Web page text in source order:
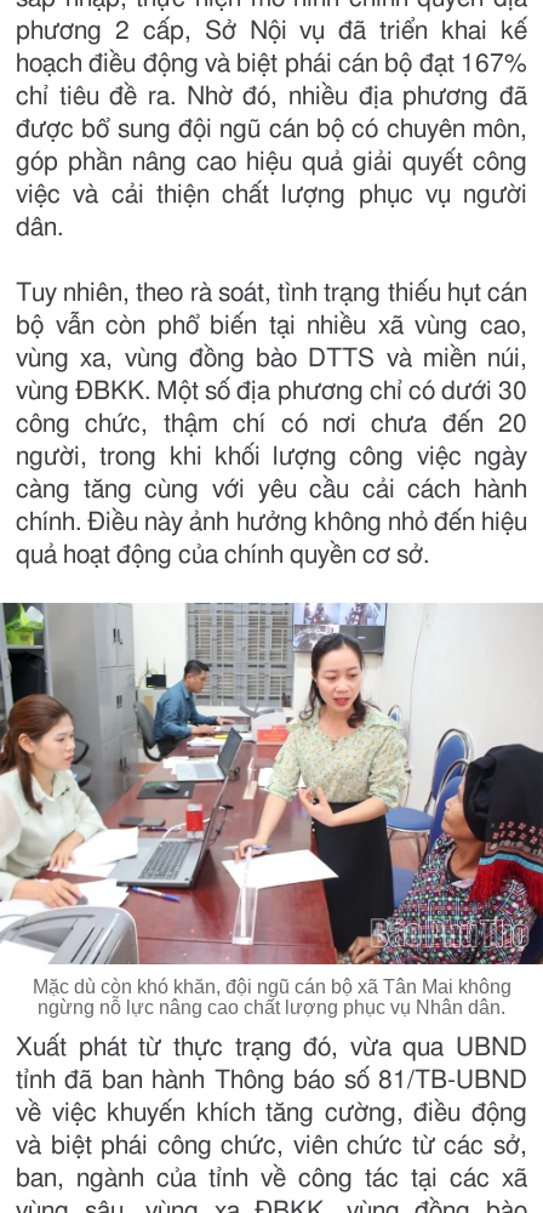
phương 2 cấp, Sở Nội vụ đã triển khai kế
hoạch điều động và biệt phái cán bộ đạt 167%
chỉ tiêu đề ra. Nhờ đó, nhiều địa phương đã
được bổ sung đội ngũ cán bộ có chuyên môn,
góp phần nâng cao hiệu quả giải quyết công
việc và cải thiện chất lượng phục vụ người
dân.
Tuy nhiên, theo rà soát, tình trạng thiếu hụt cán
bộ vẫn còn phổ biến tại nhiều xã vùng cao,
vùng xa, vùng đồng bào DTTS và miền núi,
vùng ĐBKK. Một số địa phương chỉ có dưới 30
công chức, thậm chí có nơi chưa đến 20
người, trong khi khối lượng công việc ngày
càng tăng cùng với yêu cầu cải cách hành
chính. Điều này ảnh hưởng không nhỏ đến hiệu
quả hoạt động của chính quyền cơ sở.
Mặc dù còn khó khăn, đội ngũ cán bộ xã Tân Mai không
ngừng nỗ lực nâng cao chất lượng phục vụ Nhân dân.
Xuất phát từ thực trạng đó, vừa qua UBND
tỉnh đã ban hành Thông báo số 81/TB-UBND
về việc khuyến khích tăng cường, điều động
và biệt phái công chức, viên chức từ các sở,
ban, ngành của tỉnh về công tác tại các xã